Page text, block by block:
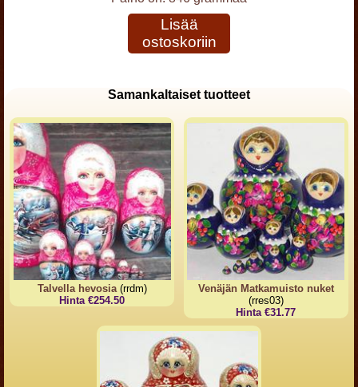
Lisää
ostoskoriin
Samankaltaiset tuotteet
Talvella hevosia(rrdm)
Hinta €254.50
Venäjän Matkamuisto nuket
(rres03)
Hinta €31.77